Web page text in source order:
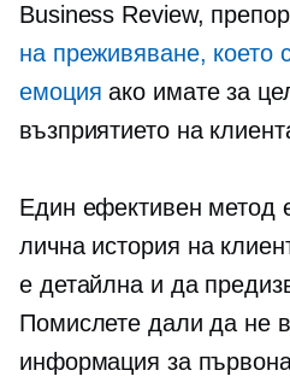
Business Review,
на преживяване, което
емоция ако имате за
възприятието на
Един ефективен метод
лична история на
е детайлна и да
Помислете дали да не
информация за